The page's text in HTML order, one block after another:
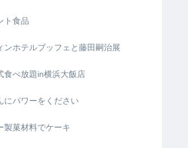
ト食品
ンホテルブッフェと藤田嗣治展
食べ放題in横浜大飯店
にパワーをください
製菓材料でケーキ